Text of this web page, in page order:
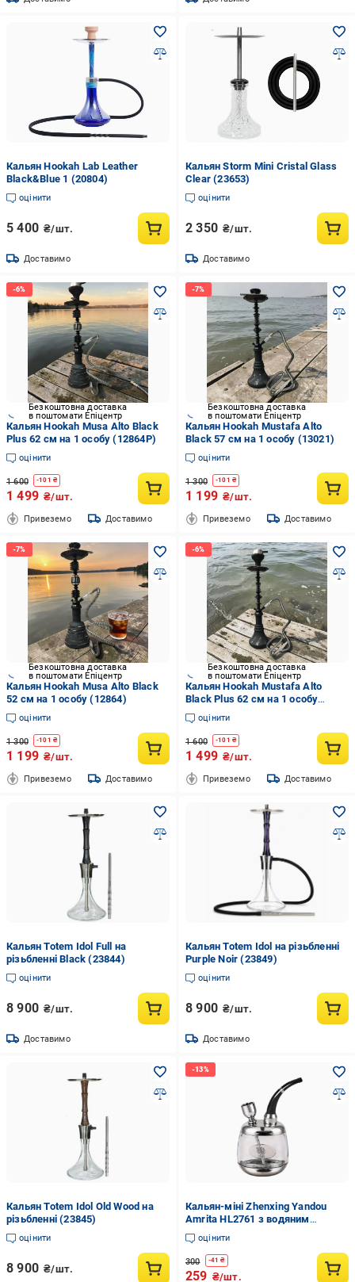
Кальян Hookah Lab Leather
Black&Blue 1 (20804)
оцінити
5 400 ₴/шт.
Доставимо
Кальян Storm Mini Cristal Glass
Clear (23653)
оцінити
2 350 ₴/шт.
Доставимо
Безкоштовна доставка
в поштомати Епіцентр
Кальян Hookah Musa Alto Black
Plus 62 см на 1 особу (12864P)
оцінити
1 600 -101 ₴
1 499 ₴/шт.
Привеземо Доставимо
Безкоштовна доставка
в поштомати Епіцентр
Кальян Hookah Mustafa Alto
Black 57 см на 1 особу (13021)
оцінити
1 300 -101 ₴
1 199 ₴/шт.
Привеземо Доставимо
Безкоштовна доставка
в поштомати Епіцентр
Кальян Hookah Musa Alto Black
52 см на 1 особу (12864)
оцінити
1 300 -101 ₴
1 199 ₴/шт.
Привеземо Доставимо
Безкоштовна доставка
в поштомати Епіцентр
Кальян Hookah Mustafa Alto
Black Plus 62 см на 1 особу
(13021P)
оцінити
1 600 -101 ₴
1 499 ₴/шт.
Привеземо Доставимо
Кальян Totem Idol Full на
різьбленні Black (23844)
оцінити
8 900 ₴/шт.
Доставимо
Кальян Totem Idol на різьбленні
Purple Noir (23849)
оцінити
8 900 ₴/шт.
Доставимо
Кальян Totem Idol Old Wood на
різьбленні (23845)
оцінити
8 900 ₴/шт.
Кальян-міні Zhenxing Yandou
Amrita HL2761 з водяним
фільтром Gold (08921)
оцінити
300 -41 ₴
259 ₴/шт.